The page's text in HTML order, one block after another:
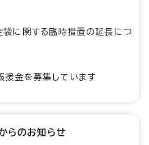
袋に関する臨時措置の延長につ
金を募集しています
らのお知らせ